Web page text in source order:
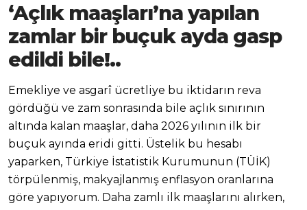
‘Açlık maaşları’na yapılan
zamlar bir buçuk ayda gasp
edildi bile!..
Emekliye ve asgarî ücretliye bu iktidarın reva
gördüğü ve zam sonrasında bile açlık sınırının
altında kalan maaşlar, daha 2026 yılının ilk bir
buçuk ayında eridi gitti. Üstelik bu hesabı
yaparken, Türkiye İstatistik Kurumunun (TÜİK)
törpülenmiş, makyajlanmış enflasyon oranlarına
göre yapıyorum. Daha zamlı ilk maaşlarını alırken,